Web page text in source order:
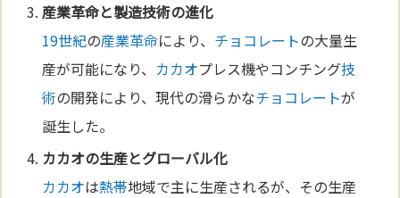
産業革命と製造技術の進化
19世紀の産業革命により、 チョコレートの大量生
産が可能になり、 カカオプレス機やコンチング技
術の開発により、現代の滑らかなチョコレートが
誕生した。
カカオの生産とグローバル化
カカオは熱帯地域で主に生産されるが、その生産